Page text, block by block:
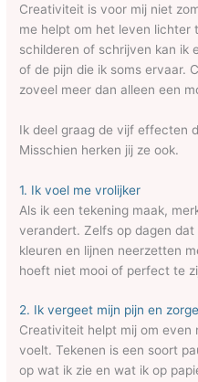
Creativiteit is voor mij niet
me helpt om het leven lichter
schilderen of schrijven kan ik
of de pijn die ik soms ervaar.
zoveel meer dan alleen een
Ik deel graag de vijf effecten
Misschien herken jij ze ook.
1. Ik voel me vrolijker
Als ik een tekening maak,
verandert. Zelfs op dagen
kleuren en lijnen neerzetten
hoeft niet mooi of perfect te
2. Ik vergeet mijn pijn en
Creativiteit helpt mij om
voelt. Tekenen is een soort
op wat ik zie en wat ik op